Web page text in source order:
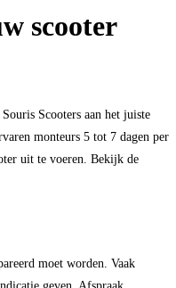
scooter
Scooters aan het juiste
monteurs 5 tot 7 dagen per
uit te voeren. Bekijk de
moet worden. Vaak